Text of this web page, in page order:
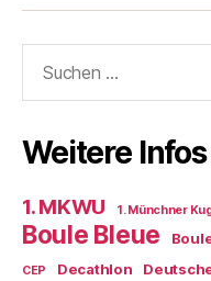
nach:
Weitere Infos
1. MKWU 1. Münchner
Boule Bleue
CEP Decathlon